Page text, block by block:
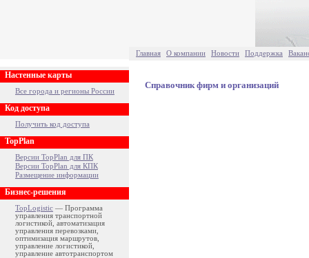
Главная О компании Новости Поддержка
Настенные карты
Все города и регионы России
Код доступа
Получить код доступа
TopPlan
Версии TopPlan для ПК
Версии TopPlan для КПК
Размещение информации
Бизнес-решения
TopLogistic — Программа
управления транспортной
логистикой, автоматизация
управления перевозками,
оптимизация маршрутов,
управление логистикой,
управление автотранспортом
Справочник фирм и организаций